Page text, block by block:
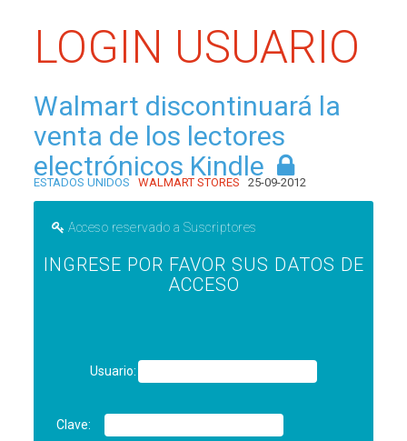
LOGIN USUARIO
Walmart discontinuará la
venta de los lectores
electrónicos Kindle
ESTADOS UNIDOS WALMART STORES 25-09-2012
Acceso reservado a Suscriptores
INGRESE POR FAVOR SUS DATOS DE
ACCESO
Usuario:
Clave: